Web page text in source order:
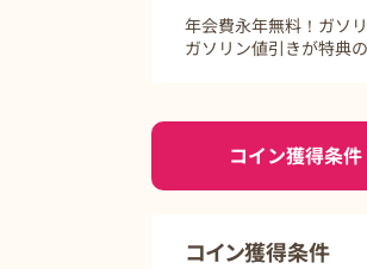
年会費永年無料！ガソ
ガソリン値引きが特典
ご利用前に必ずお読みくだ
コイン獲得条件
コイン獲得条件